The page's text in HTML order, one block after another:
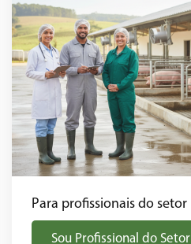
Para profissionais do setor
Sou Profissional do Setor